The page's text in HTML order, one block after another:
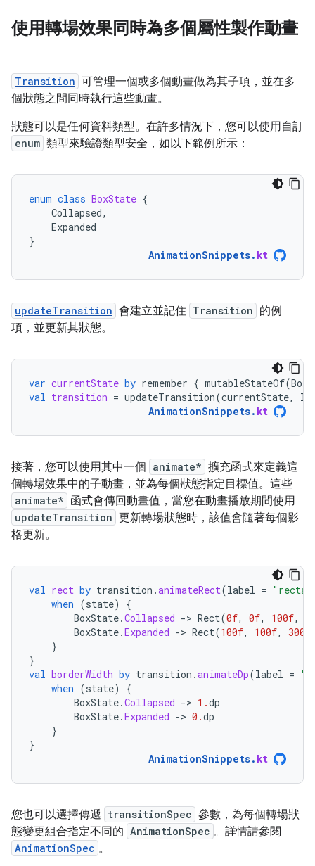
使用轉場效果同時為多個屬性製作動畫
Transition 可管理一個或多個動畫做為其子項，並在多
個狀態之間同時執行這些動畫。
狀態可以是任何資料類型。在許多情況下，您可以使用自訂
enum 類型來驗證類型安全，如以下範例所示：
enum class BoxState {
Collapsed,
Expanded
}
AnimationSnippets. kt
updateTransition 會建立並記住 Transition 的例
項，並更新其狀態。
var currentState by remember { mutableStateOf(
val transition = updateTransition(currentState,
AnimationSnippets. kt
接著，您可以使用其中一個 animate* 擴充函式來定義這
個轉場效果中的子動畫，並為每個狀態指定目標值。這些
animate* 函式會傳回動畫值，當您在動畫播放期間使用
updateTransition 更新轉場狀態時，該值會隨著每個影
格更新。
val rect by transition .animateRect(label =
when (state)
{
BoxState.Collapsed -> Rect(0f, 0f, 100f,
BoxState.Expanded -> Rect(100f, 100f, 300f
}
}
val borderWidth by transition .animateDp(label =
when (state)
{
BoxState.Collapsed -> 1.dp
BoxState.Expanded -> 0.dp
}
}
AnimationSnippets. kt
您也可以選擇傳遞 transitionSpec 參數，為每個轉場狀
態變更組合指定不同的 AnimationSpec 。詳情請參閱
AnimationSpec 。